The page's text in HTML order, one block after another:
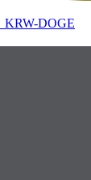
KRW-DOGE